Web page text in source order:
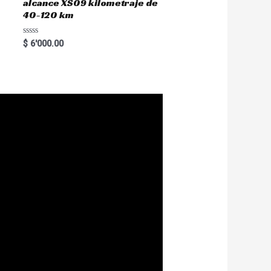
alcance XS09 kilometraje de
40-120 km
R
a
$6'000.00